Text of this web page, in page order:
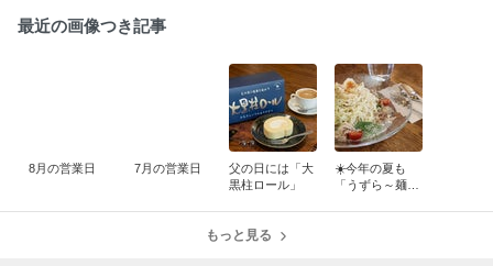
最近の画像つき記事
8月の営業日 7月の営業日
父の日には「大
黒柱ロール」
☀️今年の夏も
「うずら～麺」
もっと見る